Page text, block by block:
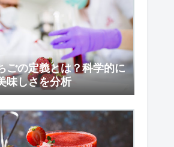
ごの定義とは？科学的に
味しさを分析